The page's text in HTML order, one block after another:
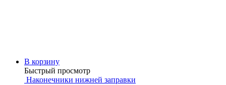
В корзину
Быстрый просмотр
Наконечники нижней заправки